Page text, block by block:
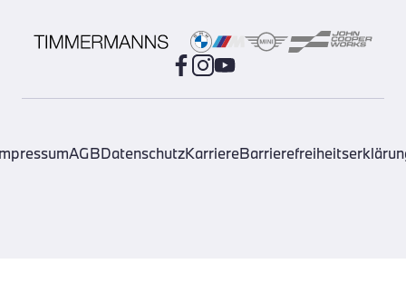
AGBDatenschutzKarriere